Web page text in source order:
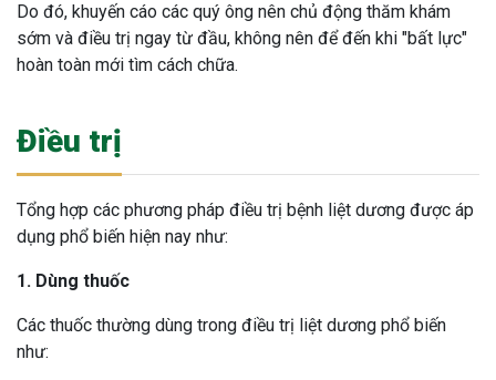
Do đó, khuyến cáo các quý ông nên chủ động thăm khám
sớm và điều trị ngay từ đầu, không nên để đến khi "bất lực"
hoàn toàn mới tìm cách chữa.
Điều trị
Tổng hợp các phương pháp điều trị bệnh liệt dương được áp
dụng phổ biến hiện nay như:
1. Dùng thuốc
Các thuốc thường dùng trong điều trị liệt dương phổ biến
như: